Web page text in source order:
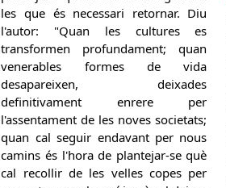
les que és necessari retornar. Diu
l'autor: "Quan les cultures es
transformen profundament; quan
venerables formes de vida
desapareixen, deixades
definitivament enrere per
l'assentament de les noves societats;
quan cal seguir endavant per nous
camins és l'hora de plantejar-se què
cal recollir de les velles copes per